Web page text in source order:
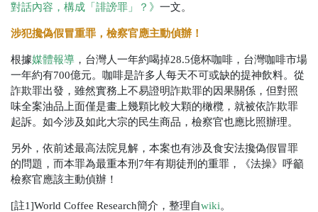
對話內容，構成「誹謗罪」？》 一文。
涉犯攙偽假冒重罪，檢察官應主動偵辦！
根據媒體報導 ，台灣人一年約喝掉28.5億杯咖啡，台灣咖啡市場
一年約有700億元。咖啡是許多人每天不可或缺的提神飲料。從
詐欺罪出發，雖然實務上不易證明詐欺罪的因果關係，但對照
味全案油品上面僅是畫上幾顆比較大顆的橄欖，就被依詐欺罪
起訴。如今涉及如此大宗的民生商品，檢察官也應比照辦理。
另外，依前述最高法院見解，本案也有涉及食安法攙偽假冒罪
的問題，而本罪為最重本刑7年有期徒刑的重罪，《法操》呼籲
檢察官應該主動偵辦！
[註1]World Coffee Research簡介，整理自wiki。